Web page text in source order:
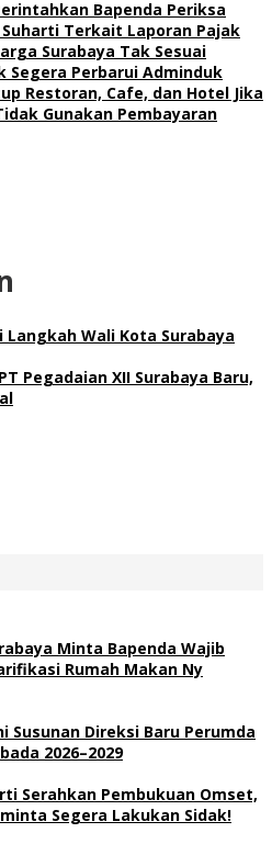
Bapenda Periksa
Suharti Terkait Laporan Pajak
Surabaya Tak Sesuai
Segera Perbarui Adminduk
Restoran, Cafe, dan Hotel Jika
Gunakan Pembayaran
Langkah Wali Kota Surabaya
Pegadaian XII Surabaya Baru,
Minta Bapenda Wajib
Rumah Makan Ny
Susunan Direksi Baru Perumda
2026–2029
Serahkan Pembukuan Omset,
Segera Lakukan Sidak!